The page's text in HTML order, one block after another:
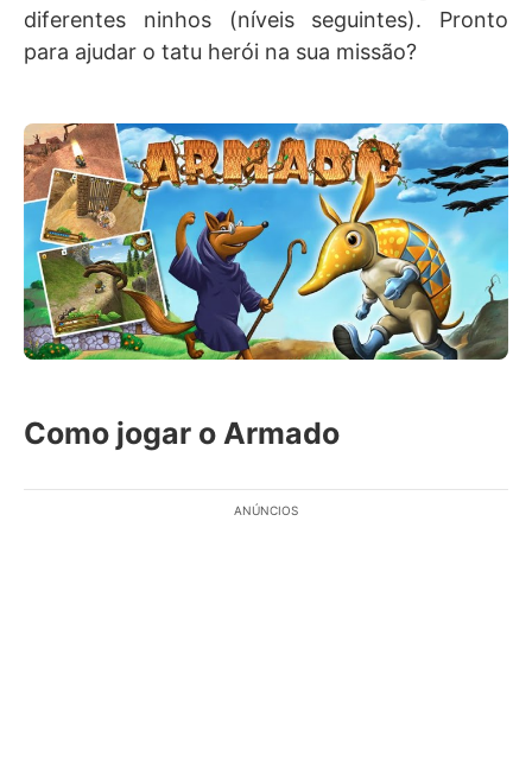
diferentes ninhos (níveis seguintes). Pronto
para ajudar o tatu herói na sua missão?
Como jogar o Armado
ANÚNCIOS